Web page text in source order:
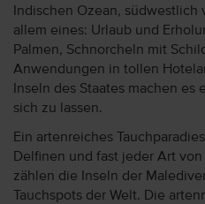
Indischen Ozean, südwestlich
allem eines: Urlaub und
Palmen, Schnorcheln mit
Anwendungen in tollen
Inseln des Staates machen
sich zu lassen.
Ein artenreiches
Delfinen und fast jeder Art
zählen die Inseln der
Tauchspots der Welt. Die